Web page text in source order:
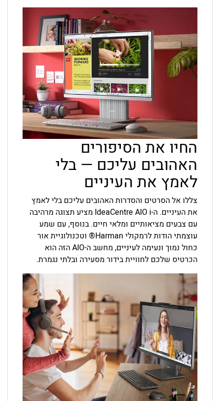
החיו את הסיפורים
האהובים עליכם — בלי
לאמץ את העיניים
צללו אל הסרטים והסדרות האהובים עליכם בלי לאמץ
את העיניים. ה-IdeaCentre AIO i מציע תצוגה מרהיבה
עם צבעים מציאותיים ומלאי חיים. בנוסף, עם שמע
עוצמתי הודות לרמקולי Harman® וטכנולוגיית אור
כחול נמוך ונעימה לעיניים, מחשב ה-AIO הזה הוא
הכרטיס שלכם לחוויית בידור מסעירה ובלתי נגמרת.